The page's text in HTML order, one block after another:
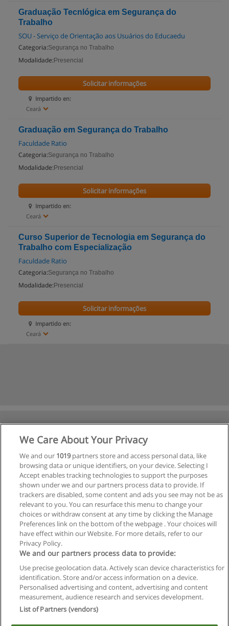
Graduação Tecnlógica em Segurança do
Trabalho
SOU - Serviço de Orientação aos Usuários do Educaedu
Categoria:Segurança no Trabalho
Modalidade: Presencial
Impartido en:
Ceará
Solicitar informações
Graduação em Segurança do Trabalho
Faculdade Ratio
Categoria:Segurança no Trabalho
Modalidade: Presencial
Impartido en:
Ceará
Solicitar informações
Curso Superior de Tecnologia em Segurança do
Trabalho com Especialização
Faculdade Ratio
Categoria:Segurança no Trabalho
Modalidade: Presencial
Impartido en:
Ceará
Solicitar informações
Regras de uso
Privacidade de dados
We Care About Your Privacy
We and our 1019partners store and access personal data, like
browsing data or unique identifiers, on your device. Selecting I
Accept enables tracking technologies to support the purposes
shown under we and our partners process data to provide. If
trackers are disabled, some content and ads you see may not be as
relevant to you. You can resurface this menu to change your
choices or withdraw consent at any time by clicking the Manage
Preferences link on the bottom of the webpage . Your choices will
have effect within our Website. For more details, refer to our
Privacy Policy.
We and our partners process data to provide:
Use precise geolocation data. Actively scan device characteristics for
identification. Store and/or access information on a device.
Personalised advertising and content, advertising and content
measurement, audience research and services development.
List of Partners (vendors)